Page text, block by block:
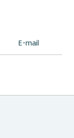
E-mail